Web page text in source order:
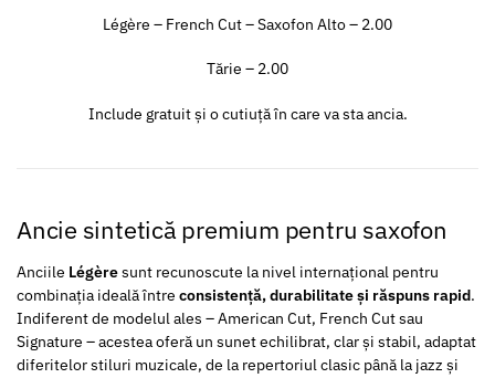
Légère – French Cut – Saxofon Alto – 2.00
Tărie – 2.00
Include gratuit și o cutiuță în care va sta ancia.
Ancie sintetică premium pentru saxofon
Anciile Légèresunt recunoscute la nivel internațional pentru
combinația ideală între consistență, durabilitate și răspuns rapid.
Indiferent de modelul ales – American Cut, French Cut sau
Signature – acestea oferă un sunet echilibrat, clar și stabil, adaptat
diferitelor stiluri muzicale, de la repertoriul clasic până la jazz și